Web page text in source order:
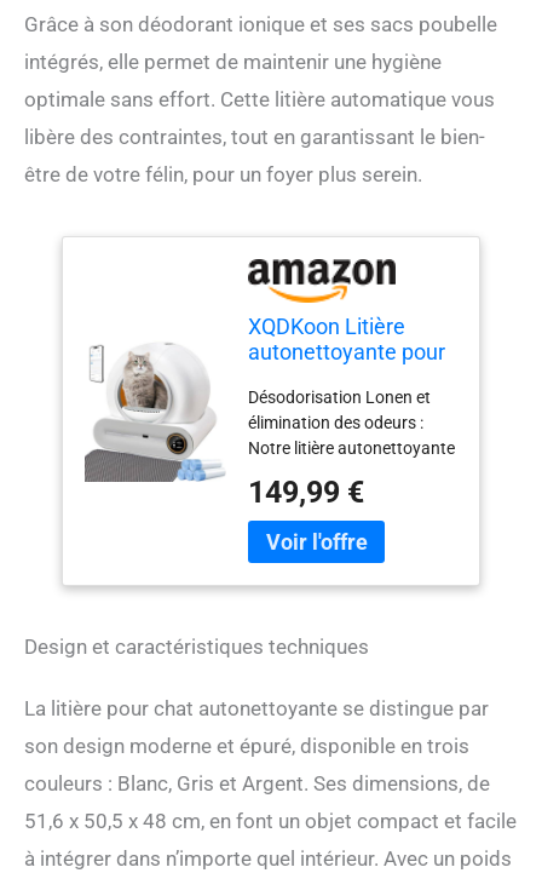
Grâce à son déodorant ionique et ses sacs poubelle
intégrés, elle permet de maintenir une hygiène
optimale sans effort. Cette litière automatique vous
libère des contraintes, tout en garantissant le bien-
être de votre félin, pour un foyer plus serein.
XQDKoon Litière
autonettoyante pour
de sacs poubelle et
tapis de litière pour
chat, contrôle par
application pour
plusieurs chats (A)
Désodorisation Lonen et
élimination des odeurs :
Notre litière autonettoyante
désodorisation ionique et la
technologie antibactérienne
pour éliminer efficacement
une désodorisation et un
créant un environnement
votre chat Litière pour chat
à grande capacité : Avec un
de 65L, notre accessoire de
litière autonettoyante pour
149,99 €
Design et caractéristiques techniques
La litière pour chat autonettoyante se distingue par
son design moderne et épuré, disponible en trois
couleurs : Blanc, Gris et Argent. Ses dimensions, de
51,6 x 50,5 x 48 cm, en font un objet compact et facile
à intégrer dans n’importe quel intérieur. Avec un poids